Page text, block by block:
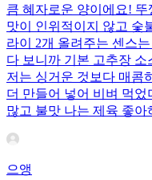
큼 혜자로운 양이에요! 뚜
맛이 인위적이지 않고 숯
라이 2개 올려주는 센스
다 보니까 기본 고추장
저는 싱거운 것보다 매콤
더 만들어 넣어 비벼 먹
많고 불맛 나는 제육 좋
으앵